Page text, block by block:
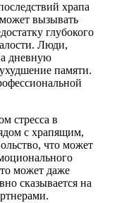
храпа
вызывать
глубокого
Люди,
дневную
памяти.
стресса в
с храпящим,
что может
может даже
сказывается на